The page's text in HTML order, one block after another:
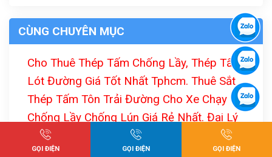
CÙNG CHUYÊN MỤC
Cho Thuê Thép Tấm Chống Lầy, Thép Tấm
Lót Đường Giá Tốt Nhất Tphcm. Thuê Sắt
Thép Tấm Tôn Trải Đường Cho Xe Chạy
Chống Lầy Chống Lún Giá Rẻ Nhất. Đại Lý
Cho Thuê Tôn Tấm Lót Đường Công Trình Uy
Tín
GỌI ĐIỆN GỌI ĐIỆN GỌI ĐIỆN